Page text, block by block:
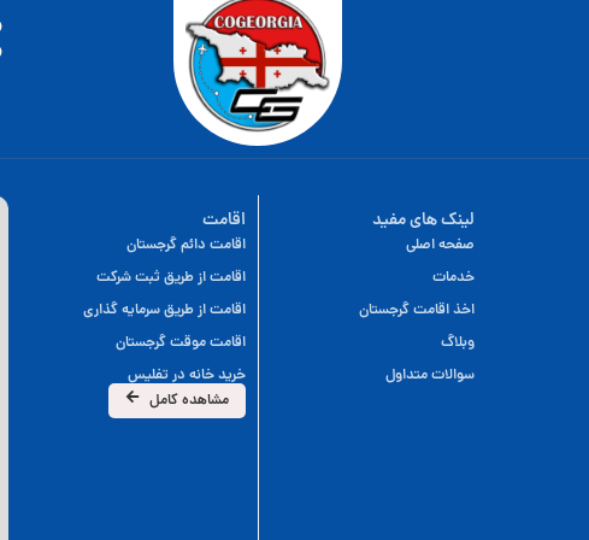
اقامت
اقامت دائم گرجستان
اقامت از طریق ثبت شرکت
اقامت از طریق سرمایه گذاری
اقامت موقت گرجستان
خرید خانه در تفلیس
مشاهده کامل
لینک های مفید
صفحه اصلی
خدمات
اخذ اقامت گرجستان
وبلاگ
سوالات متداول